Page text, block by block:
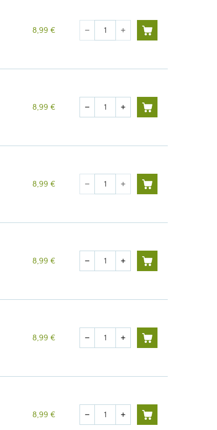
8,99 € Quantité
remove add
8,99 € Quantité
remove add
8,99 € Quantité
remove add
8,99 € Quantité
remove add
8,99 € Quantité
remove add
8,99 € Quantité
remove add